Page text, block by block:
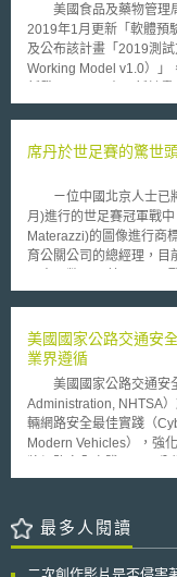
了解之必要。 一、日本專利撤銷制度沿革 日本於2003年時，基於以下
原因[3]，廢除了原已實
合於專利舉發制度中： (1)異議和舉發在制度設計上的區別性不足，以致於
實務上同樣都被視為解
紛爭解決時程的拖延，增加
間的人力、時間、金錢
者，或是偏向研發而不進
制度的受使用數下降。如
昇，但長此以往恐將增加
令日本方面憂心的是若
與競爭者間發生侵權糾紛
造成致命的損害[4]。因
而加快取得速度的現在，
上述背景，日本於2014
何人（包括利害關係人及
專利要件、不符權利互
說明書支持等涉及公眾利
專利廳審查後初步認定異
權人則可在縮限專利申請
議結果的滿意度；此外在
正，將發動舉發程序的權利主體限於
議和舉發程序分析 修正後的日本專利法，針對已公告核准的專利權再
美國食品及藥物管理
2019年1月更新「軟體預
及公布該計畫「2019測
Working Model v1.0）」
醫療器材新審查途徑（
提供必要資訊，以供主管
在此程序中先行驗證，
查驗流程。 在測試方案中，則說明FDA將同時對同一軟體器材進行軟
體預驗證審查及傳統審查
途徑中的每一個程序都可
續接受相關人員的建議，
席丹於世足賽的驚世
ㄧ位中國北京人士已
月)進行的世足賽冠軍戰
Materazzi)的圖像進行商
育公關公司的總經理，目
酒產品之商標，並且準
決賽後結束二天後，我就
高。此外，藉由使用剪影
公司之ㄧ。舉例而言，
排行榜首位。此外，這個
影片的主題。
美國國家公路交通安
業界遵循
美國國家公路交通安
Administration, NHTSA
輛網路安全最佳實踐（
Modern Vehicles），強化
全最佳實踐」兩塊，前者
有45項要點，核心概念為
層負責相關監督責任，定
最多人閱讀